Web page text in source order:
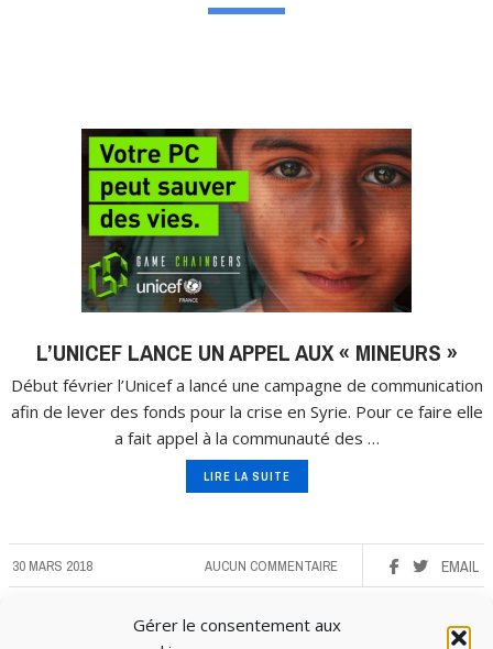
Gérer le consentement aux
L’UNICEF LANCE UN APPEL AUX « MINEURS »
Début février l’Unicef a lancé une campagne de communication
afin de lever des fonds pour la crise en Syrie. Pour ce faire elle
a fait appel à la communauté des …
LIRE LA SUITE
30 MARS 2018 EMAIL
AUCUN COMMENTAIRE